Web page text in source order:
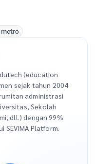
metro
(education
sejak tahun 2004
administrasi
Sekolah
dll.) dengan 99%
SEVIMA Platform.